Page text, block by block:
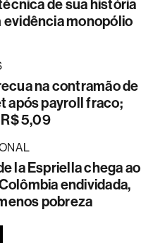
de sua história
evidência monopólio
na contramão de
após payroll fraco;
5,09
la Espriella chega ao
endividada,
pobreza